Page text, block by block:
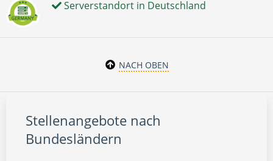
Serverstandort in Deutschland
NACH OBEN
Stellenangebote nach
Bundesländern